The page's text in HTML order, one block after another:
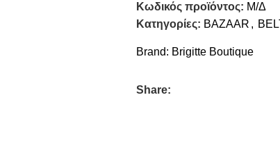
Κωδικός προϊόντος: Μ/Δ
Κατηγορίες: BAZAAR ,
Brand: Brigitte Boutique
Share: